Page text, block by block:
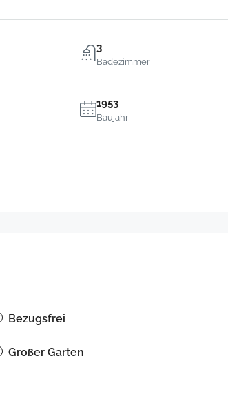
3
Badezimmer
1953
Baujahr
Bezugsfrei
Großer Garten